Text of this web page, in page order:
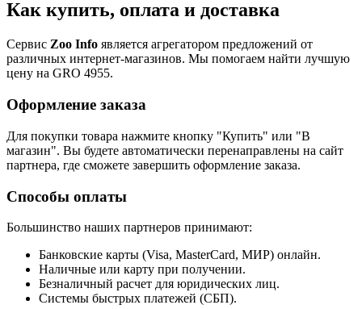
Как купить, оплата и доставка
Сервис Zoo Info является агрегатором предложений от
различных интернет-магазинов. Мы помогаем найти лучшую
цену на GRO 4955.
Оформление заказа
Для покупки товара нажмите кнопку "Купить" или "В
магазин". Вы будете автоматически перенаправлены на сайт
партнера, где сможете завершить оформление заказа.
Способы оплаты
Большинство наших партнеров принимают:
Банковские карты (Visa, MasterCard, МИР) онлайн.
Наличные или карту при получении.
Безналичный расчет для юридических лиц.
Системы быстрых платежей (СБП).